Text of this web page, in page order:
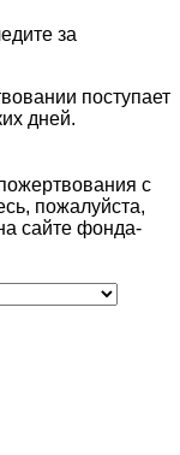
за
поступает
дней.
с
пожалуйста,
сайте фонда-